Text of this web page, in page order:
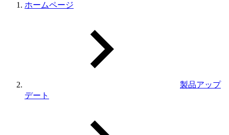
ホームページ
製品アップ
デート